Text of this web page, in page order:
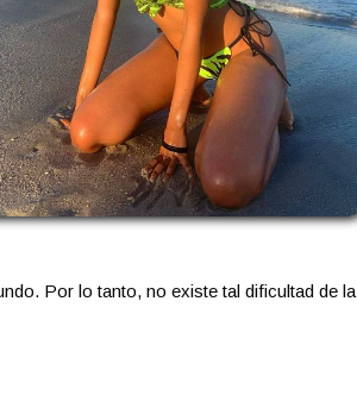
Por lo tanto, no existe tal dificultad de la